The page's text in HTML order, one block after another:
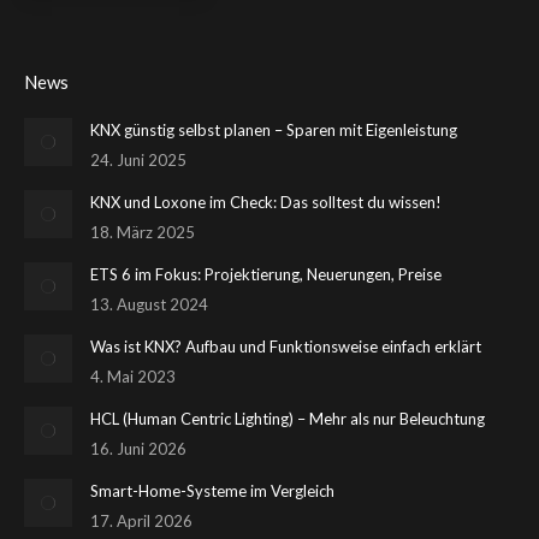
News
KNX günstig selbst planen – Sparen mit Eigenleistung
24. Juni 2025
KNX und Loxone im Check: Das solltest du wissen!
18. März 2025
ETS 6 im Fokus: Projektierung, Neuerungen, Preise
13. August 2024
Was ist KNX? Aufbau und Funktionsweise einfach erklärt
4. Mai 2023
HCL (Human Centric Lighting) – Mehr als nur Beleuchtung
16. Juni 2026
Smart-Home-Systeme im Vergleich
17. April 2026